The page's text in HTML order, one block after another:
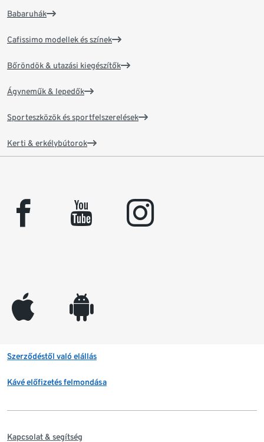
Babaruhák
Cafissimo modellek és színek
Bőröndök & utazási kiegészítők
Ágyneműk & lepedők
Sporteszközök és sportfelszerelések
Kerti & erkélybútorok
facebook youtube instagram
appleinc android
Szerződéstől való elállás
Kávé előfizetés felmondása
Kapcsolat & segítség